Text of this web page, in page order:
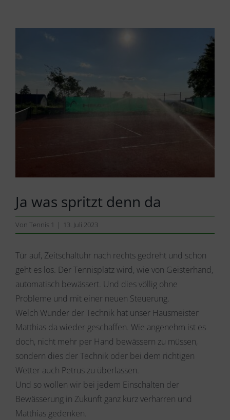
Ja was spritzt denn da
Von Tennis 1 | 13. Juli 2023
Tür auf, Zeitschaltuhr nach rechts gedreht und schon
geht es los. Der Tennisplatz wird, wie von Geisterhand,
automatisch bewässert. Und dies völlig ohne
Probleme und mit einer neuen Steuerung.
Welch Wunder der Technik hat unser Hausmeister
Matthias da wieder geschaffen. Wie angenehm ist es
doch, nicht mehr per Hand bewässern zu müssen,
sondern dies der Technik oder bei dem richtigen
Wetter auch Petrus zu überlassen.
Und so wollen wir bei jedem Einschalten der
Bewässerung in Zukunft ganz kurz verharren und
Matthias gedenken.